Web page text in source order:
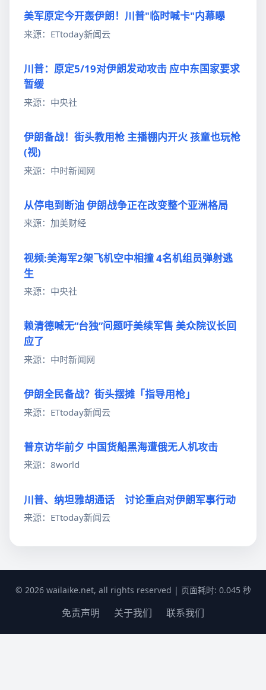
美军原定今开轰伊朗！川普"临时喊卡"内幕曝
来源：ETtoday新闻云
川普：原定5/19对伊朗发动攻击 应中东国家要求
暂缓
来源：中央社
伊朗备战！街头教用枪 主播棚内开火 孩童也玩枪
(视)
来源：中时新闻网
从停电到断油 伊朗战争正在改变整个亚洲格局
来源：加美财经
视频:美海军2架飞机空中相撞 4名机组员弹射逃
生
来源：中央社
赖清德喊无“台独”问题吁美续军售 美众院议长回
应了
来源：中时新闻网
伊朗全民备战？街头摆摊「指导用枪」
来源：ETtoday新闻云
普京访华前夕 中国货船黑海遭俄无人机攻击
来源：8world
川普、纳坦雅胡通话 讨论重启对伊朗军事行动
来源：ETtoday新闻云
© 2026 wailaike.net, all rights reserved | 页面耗时: 0.045 秒
免责声明 关于我们 联系我们